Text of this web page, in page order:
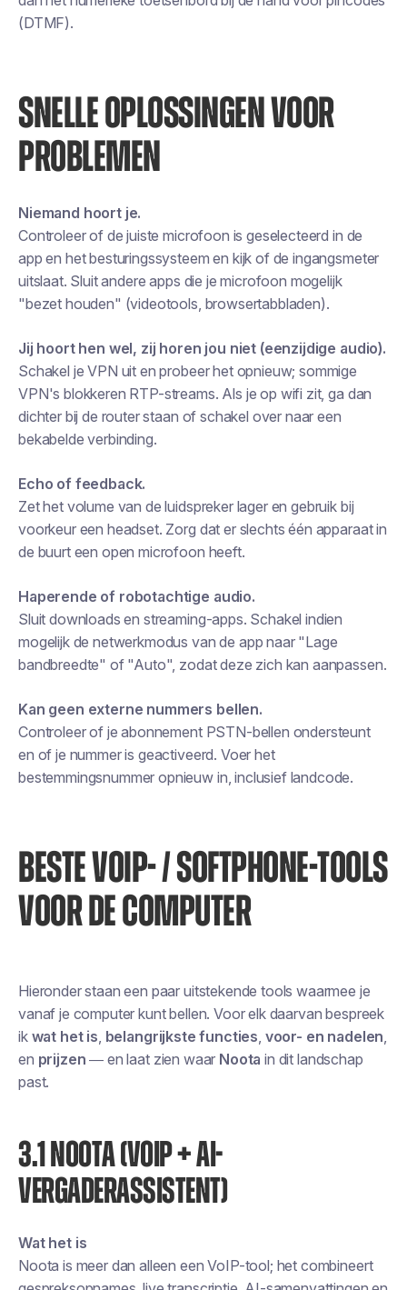
(DTMF).
SNELLE OPLOSSINGEN VOOR
PROBLEMEN
Niemand hoort je.
Controleer of de juiste microfoon is geselecteerd in de
app en het besturingssysteem en kijk of de ingangsmeter
uitslaat. Sluit andere apps die je microfoon mogelijk
"bezet houden" (videotools, browsertabbladen).
Jij hoort hen wel, zij horen jou niet (eenzijdige audio).
Schakel je VPN uit en probeer het opnieuw; sommige
VPN's blokkeren RTP-streams. Als je op wifi zit, ga dan
dichter bij de router staan of schakel over naar een
bekabelde verbinding.
Echo of feedback.
Zet het volume van de luidspreker lager en gebruik bij
voorkeur een headset. Zorg dat er slechts één apparaat in
de buurt een open microfoon heeft.
Haperende of robotachtige audio.
Sluit downloads en streaming-apps. Schakel indien
mogelijk de netwerkmodus van de app naar "Lage
bandbreedte" of "Auto", zodat deze zich kan aanpassen.
Kan geen externe nummers bellen.
Controleer of je abonnement PSTN-bellen ondersteunt
en of je nummer is geactiveerd. Voer het
bestemmingsnummer opnieuw in, inclusief landcode.
BESTE VOIP- / SOFTPHONE-TOOLS
VOOR DE COMPUTER
Hieronder staan een paar uitstekende tools waarmee je
vanaf je computer kunt bellen. Voor elk daarvan bespreek
ik wat het is, belangrijkste functies, voor- en nadelen,
en prijzen — en laat zien waar Noota in dit landschap
past.
3.1 NOOTA (VOIP + AI-
VERGADERASSISTENT)
Wat het is
Noota is meer dan alleen een VoIP-tool; het combineert